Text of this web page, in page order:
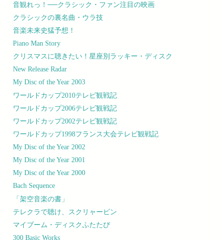
音観れっ！──クラシック・ファン注目の映画
クラシックの裏名曲・ウラ技
音楽未来史猛予想！
Piano Man Story
クリスマスに聴きたい！星座別ラッキー・ディスク
New Release Radar
My Disc of the Year 2003
ワールドカップ2010テレビ観戦記
ワールドカップ2006テレビ観戦記
ワールドカップ2002テレビ観戦記
ワールドカップ1998フランス大会テレビ観戦記
My Disc of the Year 2002
My Disc of the Year 2001
My Disc of the Year 2000
Bach Sequence
「架空音楽の書」
テレクラで聴け、スクリャービン
マイブーム・ディスクふたたび
300 Basic Works